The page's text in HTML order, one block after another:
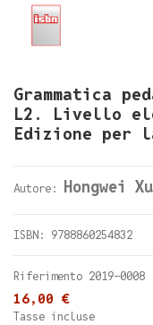
Grammatica
L2. Livello
Edizione per
Autore: Hongwei
ISBN: 9788860254832
Riferimento 2019-0008
16,00 €
Tasse incluse